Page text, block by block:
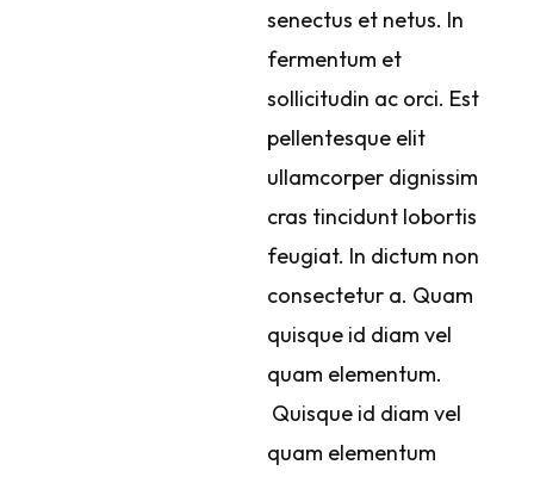
senectus et netus. In
fermentum et
sollicitudin ac orci. Est
pellentesque elit
ullamcorper dignissim
cras tincidunt lobortis
feugiat. In dictum non
consectetur a. Quam
quisque id diam vel
quam elementum.
Quisque id diam vel
quam elementum